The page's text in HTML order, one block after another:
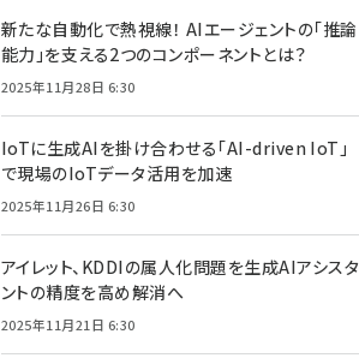
新たな自動化で熱視線！ AIエージェントの「推論
能力」を支える2つのコンポーネントとは？
2025年11月28日 6:30
IoTに生成AIを掛け合わせる「AI-driven IoT」
で現場のIoTデータ活用を加速
2025年11月26日 6:30
アイレット、KDDIの属人化問題を生成AIアシスタ
ントの精度を高め解消へ
2025年11月21日 6:30